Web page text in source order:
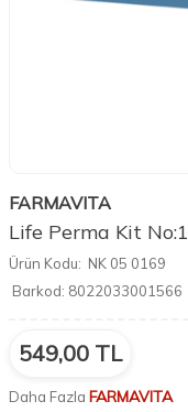
FARMAVITA
Life Perma Kit No:1
Ürün Kodu: NK 05 0169
Barkod: 8022033001566
549,00 TL
Daha Fazla FARMAVITA